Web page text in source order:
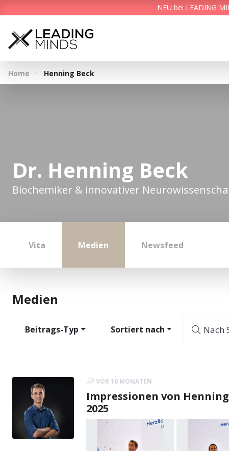
NEU bei LEADING
Home · Henning Beck
Dr. Henning Beck
Biochemiker & innovativer
Vita Medien Newsfeed
Medien
Beitrags-Typ Sortiert nach Nach
VOR 10 MONATEN
Impressionen von
2025